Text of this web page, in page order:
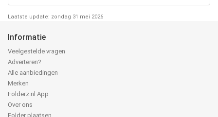
Laatste update: zondag 31 mei 2026
Informatie
Veelgestelde vragen
Adverteren?
Alle aanbiedingen
Merken
Folderz.nl App
Over ons
Folder plaatsen